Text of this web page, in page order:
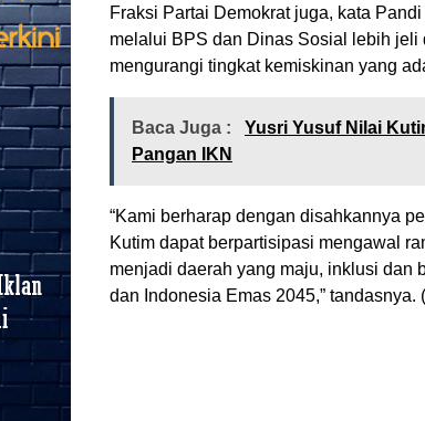
Fraksi Partai Demokrat juga, kata
melalui BPS dan Dinas Sosial lebih jeli
mengurangi tingkat kemiskinan yang
Baca Juga :
Yusri Yusuf Nilai
Pangan IKN
“Kami berharap dengan disahkannya
Kutim dapat berpartisipasi mengawal
menjadi daerah yang maju, inklusi dan
dan Indonesia Emas 2045,” tandasnya.